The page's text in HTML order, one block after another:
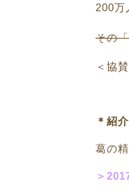
200万
その「
＜協
＊紹
葛の
＞